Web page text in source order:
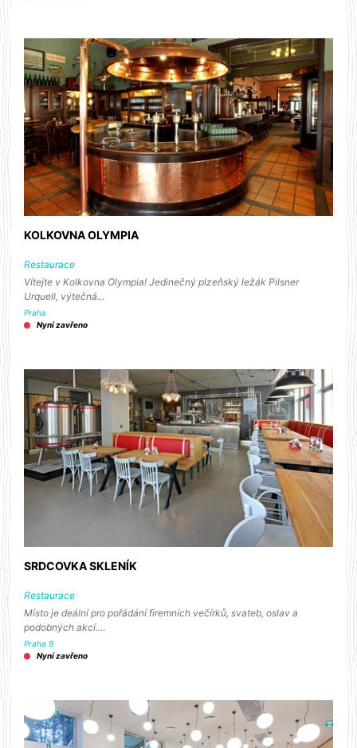
KOLKOVNA OLYMPIA
Restaurace
Vítejte v Kolkovna Olympia! Jedinečný plzeňský ležák Pilsner
Urquell, výtečná…
Praha
Nyní zavřeno
SRDCOVKA SKLENÍK
Restaurace
Místo je deální pro pořádání firemních večírků, svateb, oslav a
podobných akcí.…
Praha 9
Nyní zavřeno